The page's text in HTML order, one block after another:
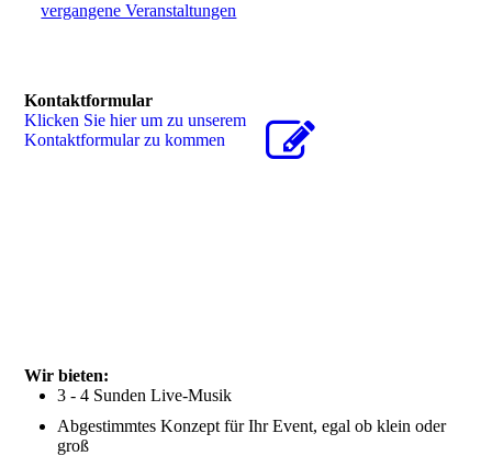
vergangene Veranstaltungen
Kontaktformular
Klicken Sie hier um zu unserem
Kon­takt­for­mu­lar zu kommen
Wir bieten:
3 - 4 Sunden Live-Musik
Abgestimmtes Konzept für Ihr Event, egal ob klein oder
groß